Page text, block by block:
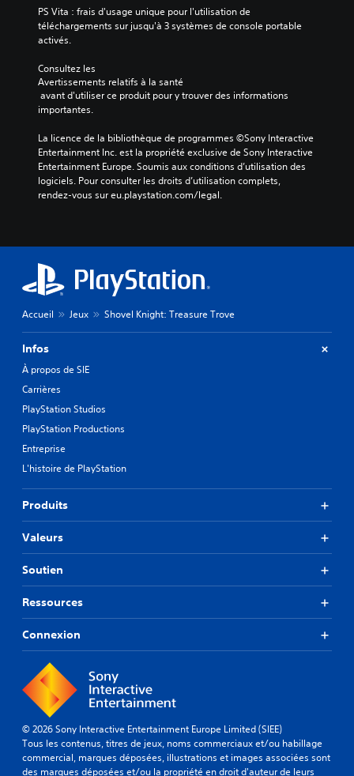
PS Vita : frais d'usage unique pour l'utilisation de
téléchargements sur jusqu'à 3 systèmes de console portable
activés.
Consultez les
Avertissements relatifs à la santé
importantes.
La licence de la bibliothèque de programmes ©Sony Interactive
Entertainment Inc. est la propriété exclusive de Sony Interactive
Entertainment Europe. Soumis aux conditions d’utilisation des
logiciels. Pour consulter les droits d’utilisation complets,
rendez-vous sur eu.playstation.com/legal.
Accueil Jeux Shovel Knight: Treasure Trove
Infos
À propos de SIE
Carrières
PlayStation Studios
PlayStation Productions
Entreprise
L'histoire de PlayStation
Produits
Valeurs
Soutien
Ressources
Connexion
© 2026 Sony Interactive Entertainment Europe Limited (SIEE)
Tous les contenus, titres de jeux, noms commerciaux et/ou habillage
commercial, marques déposées, illustrations et images associées sont
des marques déposées et/ou la propriété en droit d'auteur de leurs